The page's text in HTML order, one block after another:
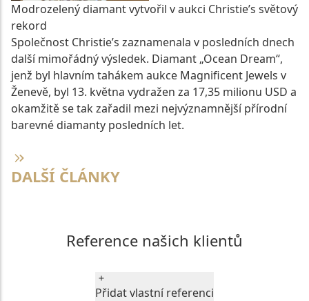
Modrozelený diamant vytvořil v aukci Christie’s světový
rekord
Společnost Christie’s zaznamenala v posledních dnech
další mimořádný výsledek. Diamant „Ocean Dream“,
jenž byl hlavním tahákem aukce Magnificent Jewels v
Ženevě, byl 13. května vydražen za 17,35 milionu USD a
okamžitě se tak zařadil mezi nejvýznamnější přírodní
barevné diamanty posledních let.
DALŠÍ ČLÁNKY
Reference našich klientů
Přidat vlastní referenci